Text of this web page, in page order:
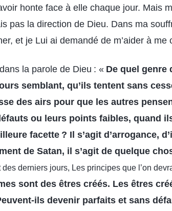
honte face à elle chaque jour. Mais
pas la direction de Dieu. Dans ma
et je Lui ai demandé de m’aider à me
la parole de Dieu : « De quel genre
semblant, qu’ils tentent sans
des airs pour que les autres
ou leurs points faibles, quand
facette ? Il s’agit d’arrogance,
de Satan, il s’agit de quelque
derniers jours, Les principes que l’on
sont des êtres créés. Les êtres
ils devenir parfaits et sans